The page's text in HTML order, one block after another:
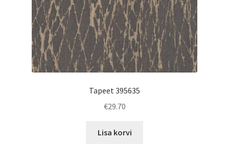
Tapeet 395635
€29.70
Lisa korvi